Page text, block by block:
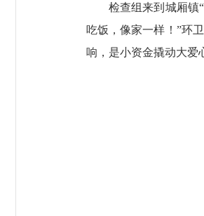
检查组来到城厢镇“
吃饭，像家一样！”环
响，是小资金撬动大爱